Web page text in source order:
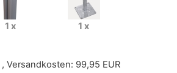
1 x 1 x
, Versandkosten: 99,95 EUR